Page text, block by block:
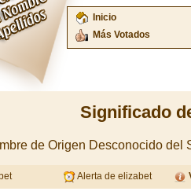
Inicio
Más Votados
Significado
de Origen Desconocido del
Alerta de elizabet